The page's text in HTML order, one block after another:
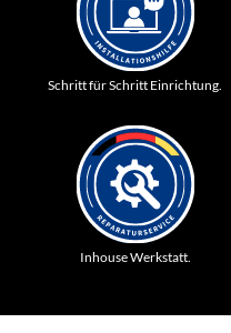
Schritt für Schritt Einrichtung.
Inhouse Werkstatt.